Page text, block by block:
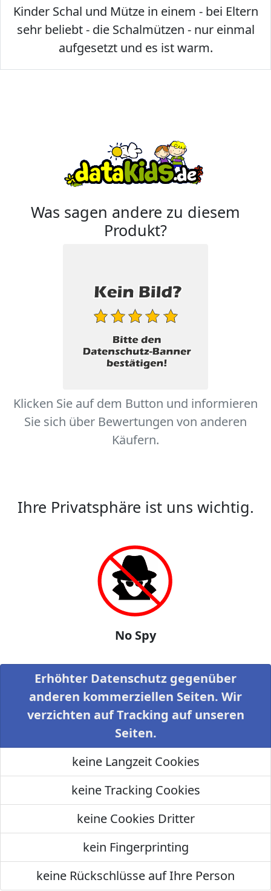
Kinder Schal und Mütze in einem - bei Eltern
sehr beliebt - die Schalmützen - nur einmal
aufgesetzt und es ist warm.
Was sagen andere zu diesem
Produkt?
Klicken Sie auf dem Button und informieren
Sie sich über Bewertungen von anderen
Käufern.
Ihre Privatsphäre ist uns wichtig.
No Spy
Erhöhter Datenschutz gegenüber
anderen kommerziellen Seiten. Wir
verzichten auf Tracking auf unseren
Seiten.
keine Langzeit Cookies
keine Tracking Cookies
keine Cookies Dritter
kein Fingerprinting
keine Rückschlüsse auf Ihre Person